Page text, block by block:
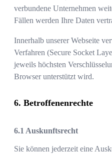
verbundene Unternehmen
Fällen werden Ihre Daten
Innerhalb unserer Webseite
Verfahren (Secure Socket
jeweils höchsten
Browser unterstützt wird.
Betroffenenrechte
Auskunftsrecht
Sie können jederzeit eine